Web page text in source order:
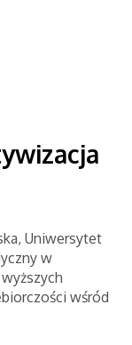
Uniwersytet
w
wśród